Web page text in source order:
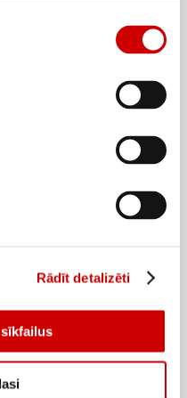
Rādīt detalizēti
JAUNIE dzeltenie fas. kg